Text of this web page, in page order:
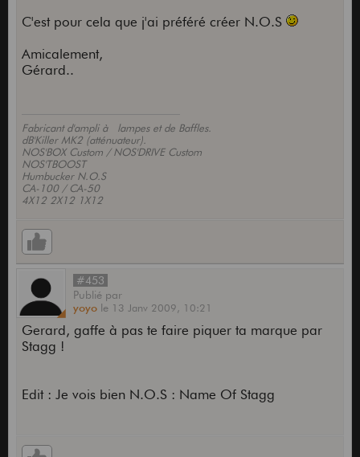
C'est pour cela que j'ai préféré créer N.O.S
Amicalement,
Gérard..
Fabricant d'ampli à lampes et de Baffles.
dB'Killer MK2 (atténuateur).
NOS'BOX Custom / NOS'DRIVE Custom
NOS'TBOOST
Humbucker N.O.S
CA-100 / CA-50
4X12 2X12 1X12
#453
Publié par
yoyo le 13 Janv 2009, 10:21
Gerard, gaffe à pas te faire piquer ta marque par
Stagg !
Edit : Je vois bien N.O.S : Name Of Stagg